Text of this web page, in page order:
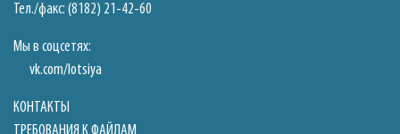
Тел./факс: (8182) 21-42-60
Мы в соцсетях:
vk.com/lotsiya
КОНТАКТЫ
ТРЕБОВАНИЯ К ФАЙЛАМ